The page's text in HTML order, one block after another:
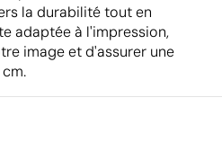
la durabilité tout en
adaptée à l'impression,
image et d'assurer une